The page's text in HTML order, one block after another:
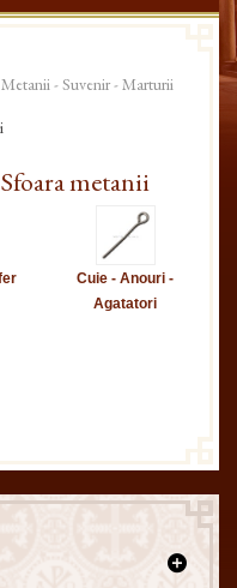
- Suvenir - Marturii
metanii
Cuie - Anouri -
Agatatori